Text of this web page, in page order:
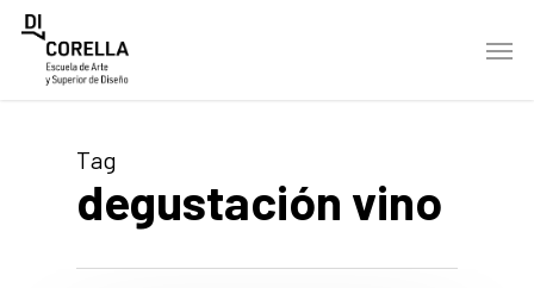
Skip
Menu
Tag
degustación vino